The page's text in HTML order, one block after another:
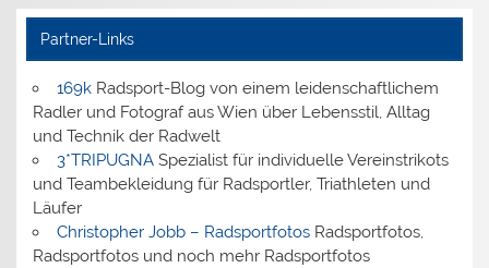
Partner-Links
169kRadsport-Blog von einem leidenschaftlichem
Radler und Fotograf aus Wien über Lebensstil, Alltag
und Technik der Radwelt
3*TRIPUGNASpezialist für individuelle Vereinstrikots
und Teambekleidung für Radsportler, Triathleten und
Läufer
Christopher Jobb – RadsportfotosRadsportfotos,
Radsportfotos und noch mehr Radsportfotos